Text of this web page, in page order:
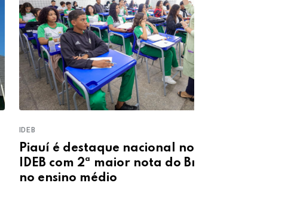
Piauí é destaque nacional no
IDEB com 2ª maior nota do Brasil
no ensino médio